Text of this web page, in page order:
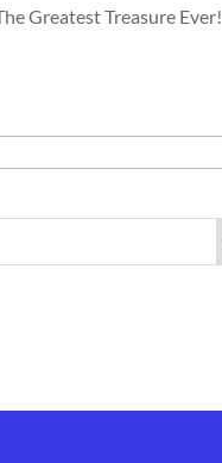
Greatest Treasure Ever!